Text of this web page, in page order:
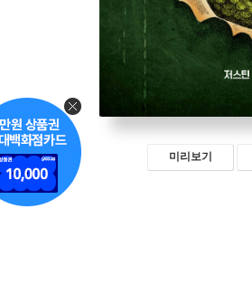
미리보기